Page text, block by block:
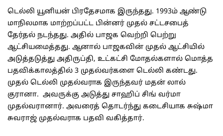
டெல்லி யூனியன் பிரதேசமாக இருந்தது. 1993ம் ஆண்டு
மாநிலமாக மாற்றப்பட்ட பின்னர் முதல் சட்டசபைத்
தேர்தல் நடந்தது. அதில் பாஜக வெற்றி பெற்று
ஆட்சியமைத்தது. ஆனால் பாஜகவின் முதல் ஆட்சியில்
அடுத்தடுத்து அதிருப்தி, உட்கட்சி மோதல்களால் மொத்த
பதவிக்காலத்தில் 3 முதல்வர்களை டெல்லி கண்டது.
முதல் டெல்லி முதல்வராக இருந்தவர் மதன் லால்
குரானா. அவருக்கு அடுத்து சாஹிப் சிங் வர்மா
முதல்வரானார். அவரைத் தொடர்ந்து கடைசியாக சுஷ்மா
சுவராஜ் முதல்வராக பதவி வகித்தார்.